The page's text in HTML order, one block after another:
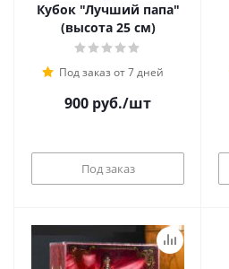
Кубок "Лучший папа"
(высота 25 см)
Под заказ от 7 дней
900 руб./шт
Под заказ